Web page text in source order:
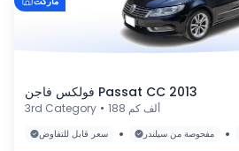
فولكس فاجن Passat CC 2013
3rd Category • 188 ألف كم
سعر قابل للتفاوض
• مفحوصة من سيلندر •